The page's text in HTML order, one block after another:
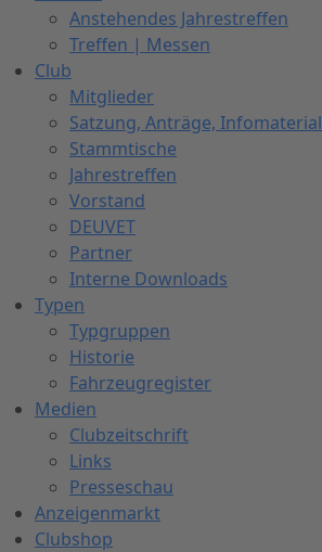
Anstehendes Jahrestreffen
Treffen | Messen
Club
Mitglieder
Satzung, Anträge, Infomaterial
Stammtische
Jahrestreffen
Vorstand
DEUVET
Partner
Interne Downloads
Typen
Typgruppen
Historie
Fahrzeugregister
Medien
Clubzeitschrift
Links
Presseschau
Anzeigenmarkt
Clubshop